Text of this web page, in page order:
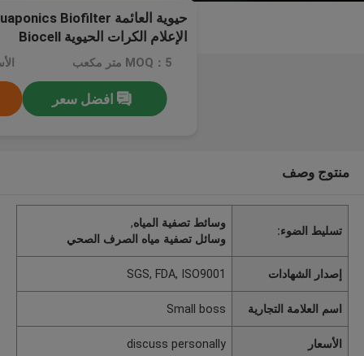
الإعلام الكرات الحيوية Biocell
MOQ：5 متر مكعب
افضل سعر
منتوج وصف
تسليط الضوء:
وسائط تصفية المياه,
وسائل تصفية مياه الصرف الصحي
إصدار الشهادات SGS, FDA, ISO9001
اسم العلامة التجارية Small boss
الأسعار discuss personally